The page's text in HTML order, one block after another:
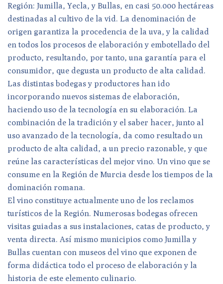
Región: Jumilla, Yecla, y Bullas, en casi 50.000 hectáreas
destinadas al cultivo de la vid. La denominación de
origen garantiza la procedencia de la uva, y la calidad
en todos los procesos de elaboración y embotellado del
producto, resultando, por tanto, una garantía para el
consumidor, que degusta un producto de alta calidad.
Las distintas bodegas y productores han ido
incorporando nuevos sistemas de elaboración,
haciendo uso de la tecnología en su elaboración. La
combinación de la tradición y el saber hacer, junto al
uso avanzado de la tecnología, da como resultado un
producto de alta calidad, a un precio razonable, y que
reúne las características del mejor vino. Un vino que se
consume en la Región de Murcia desde los tiempos de la
dominación romana.
El vino constituye actualmente uno de los reclamos
turísticos de la Región. Numerosas bodegas ofrecen
visitas guiadas a sus instalaciones, catas de producto, y
venta directa. Así mismo municipios como Jumilla y
Bullas cuentan con museos del vino que exponen de
forma didáctica todo el proceso de elaboración y la
historia de este elemento culinario.